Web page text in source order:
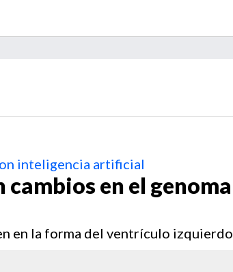
inteligencia artificial
cambios en el
en la forma del ventrículo izquierdo